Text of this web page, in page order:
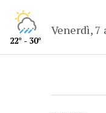
22° - 30°
Venerdì, 7